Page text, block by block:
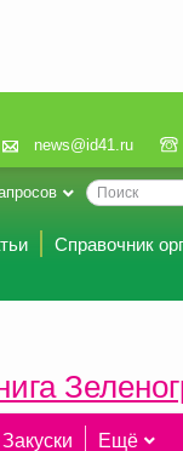
news@id41.ru
Справочник
Закуски Ещё